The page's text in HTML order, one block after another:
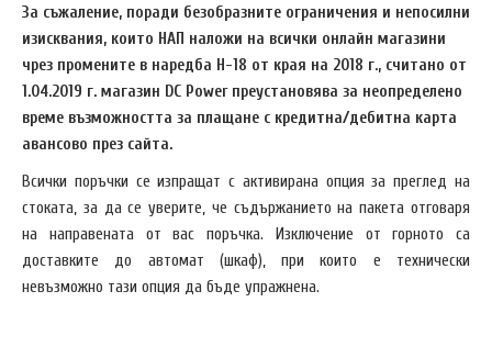
За съжаление, поради безобразните ограничения и непосилни
изисквания, които НАП наложи на всички онлайн магазини
чрез промените в наредба Н-18 от края на 2018 г., считано от
1.04.2019 г. магазин DC Power преустановява за неопределено
време възможността за плащане с кредитна/дебитна карта
авансово през сайта.
Всички поръчки се изпращат с активирана опция за преглед на
стоката, за да се уверите, че съдържанието на пакета отговаря
на направената от вас поръчка. Изключение от горното са
доставките до автомат (шкаф), при които е технически
невъзможно тази опция да бъде упражнена.